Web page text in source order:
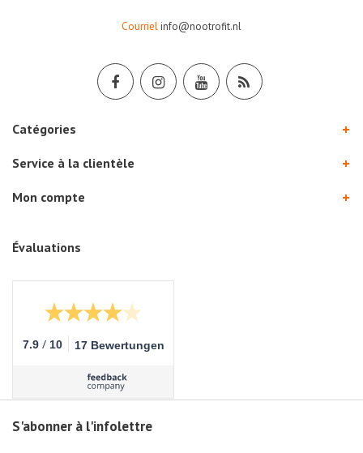
Courrielinfo@nootrofit.nl
Catégories
Service à la clientèle
Mon compte
Évaluations
7.9 / 10 17 Bewertungen
S'abonner à l'infolettre